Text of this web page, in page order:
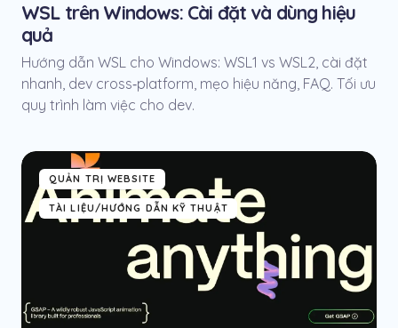
WSL trên Windows: Cài đặt và dùng hiệu
quả
Hướng dẫn WSL cho Windows: WSL1 vs WSL2, cài đặt
nhanh, dev cross‑platform, mẹo hiệu năng, FAQ. Tối ưu
quy trình làm việc cho dev.
QUẢN TRỊ WEBSITE
TÀI LIỆU/HƯỚNG DẪN KỸ THUẬT